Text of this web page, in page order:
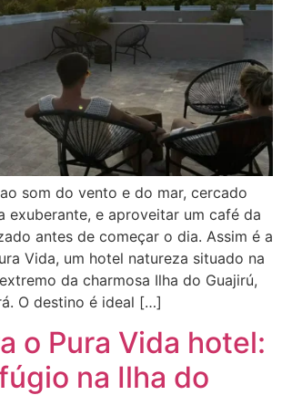
som do vento e do mar, cercado
exuberante, e aproveitar um café da
antes de começar o dia. Assim é a
Vida, um hotel natureza situado na
da charmosa Ilha do Guajirú,
O destino é ideal […]
o Pura Vida hotel:
na Ilha do